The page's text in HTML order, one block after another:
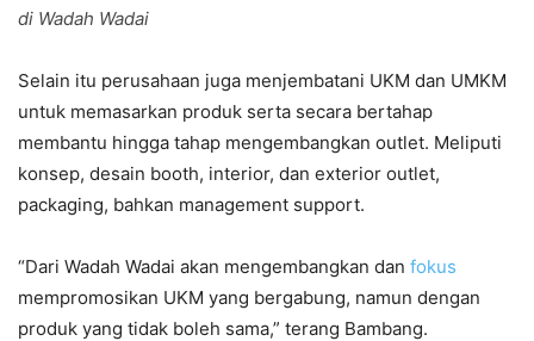
di Wadah Wadai
Selain itu perusahaan juga menjembatani UKM dan UMKM
untuk memasarkan produk serta secara bertahap
membantu hingga tahap mengembangkan outlet. Meliputi
konsep, desain booth, interior, dan exterior outlet,
packaging, bahkan management support.
“Dari Wadah Wadai akan mengembangkan dan fokus
mempromosikan UKM yang bergabung, namun dengan
produk yang tidak boleh sama,” terang Bambang.